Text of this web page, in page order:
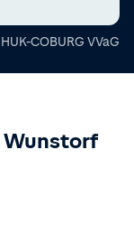
HUK-COBURG VVaG
Wunstorf